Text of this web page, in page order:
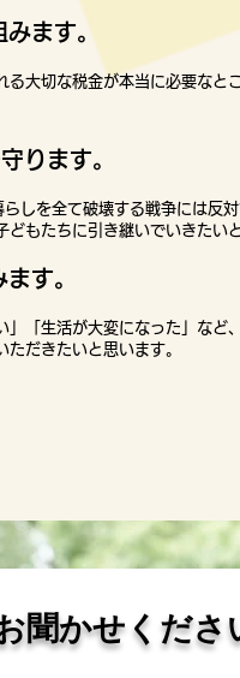
みます。
る大切 な税金が本当に必要なと
ります。
らしを全て破壊する戦争には反
どもたちに引き継いでいきたい
す。
「生活が大変になった」など
だきたいと思います。
聞かせくださ